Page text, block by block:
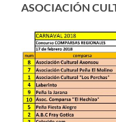
ASOCIACIÓN